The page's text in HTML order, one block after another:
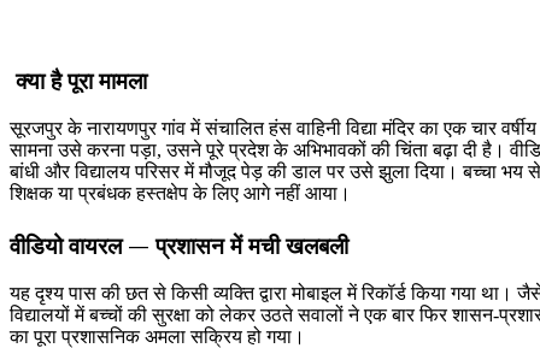
क्या है पूरा मामला
सूरजपुर के नारायणपुर गांव में संचालित हंस वाहिनी विद्या मंदिर का एक चार
सामना उसे करना पड़ा, उसने पूरे प्रदेश के अभिभावकों की चिंता बढ़ा दी है।
बांधी और विद्यालय परिसर में मौजूद पेड़ की डाल पर उसे झुला दिया। बच्चा भय
शिक्षक या प्रबंधक हस्तक्षेप के लिए आगे नहीं आया।
वीडियो वायरल — प्रशासन में मची खलबली
यह दृश्य पास की छत से किसी व्यक्ति द्वारा मोबाइल में रिकॉर्ड किया गया
विद्यालयों में बच्चों की सुरक्षा को लेकर उठते सवालों ने एक बार फिर शासन-
का पूरा प्रशासनिक अमला सक्रिय हो गया।